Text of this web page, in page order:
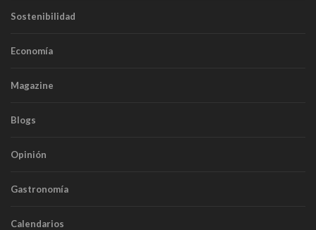
Sostenibilidad
Economía
Magazine
Blogs
Opinión
Gastronomía
Calendarios